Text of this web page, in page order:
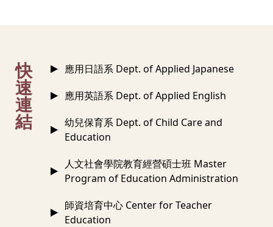
快
速
連
結
應用日語系 Dept. of Applied Japanese
應用英語系 Dept. of Applied English
幼兒保育系 Dept. of Child Care and
Education
人文社會學院教育經營碩士班 Master
Program of Education Administration
師資培育中心 Center for Teacher
Education